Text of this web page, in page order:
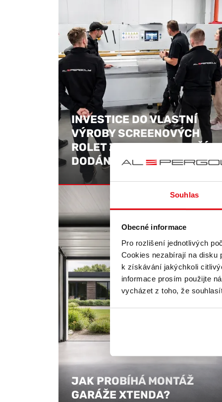
Souhlas
Obecné informace
Pro rozlišení jednotlivých
Cookies nezabírají na disku
k získávání jakýchkoli
informace prosím použijte
vycházet z toho, že
INVESTICE DO VLASTNÍ
VÝROBY SCREENOVÝCH
ROLET ZIPEX. RYCHLEJŠÍ
DODÁNÍ I VYŠŠÍ KVALITA.
JAK PROBÍHÁ MONTÁŽ
GARÁŽE XTENDA?